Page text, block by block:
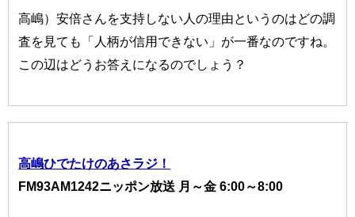
高嶋）安倍さんを支持しない人の理由というのはどの調
査を見ても「人柄が信用できない」が一番なのですね。
この辺はどうお答えになるのでしょう？
高嶋ひでたけのあさラジ！
FM93AM1242ニッポン放送 月～金 6:00～8:00